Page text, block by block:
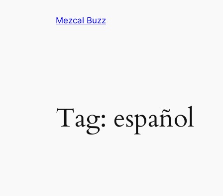
Mezcal Buzz
Tag: español